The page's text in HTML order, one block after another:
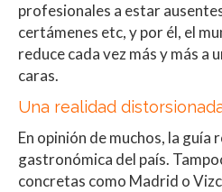
profesionales a estar
certámenes etc, y por él, el
reduce cada vez más y más a
caras.
Una realidad
En opinión de muchos, la
gastronómica del país.
concretas como Madrid o